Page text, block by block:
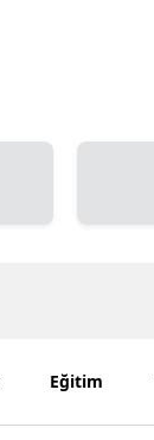
Eğitim